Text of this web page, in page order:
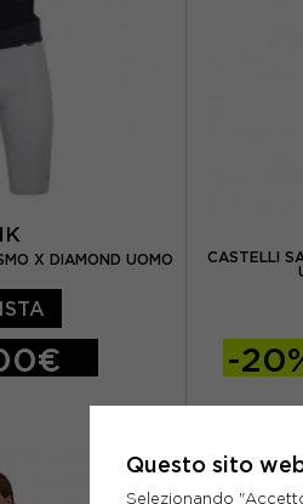
X DIAMOND UOMO
XL
CASTELLI
-
Questo sito
Selezionando